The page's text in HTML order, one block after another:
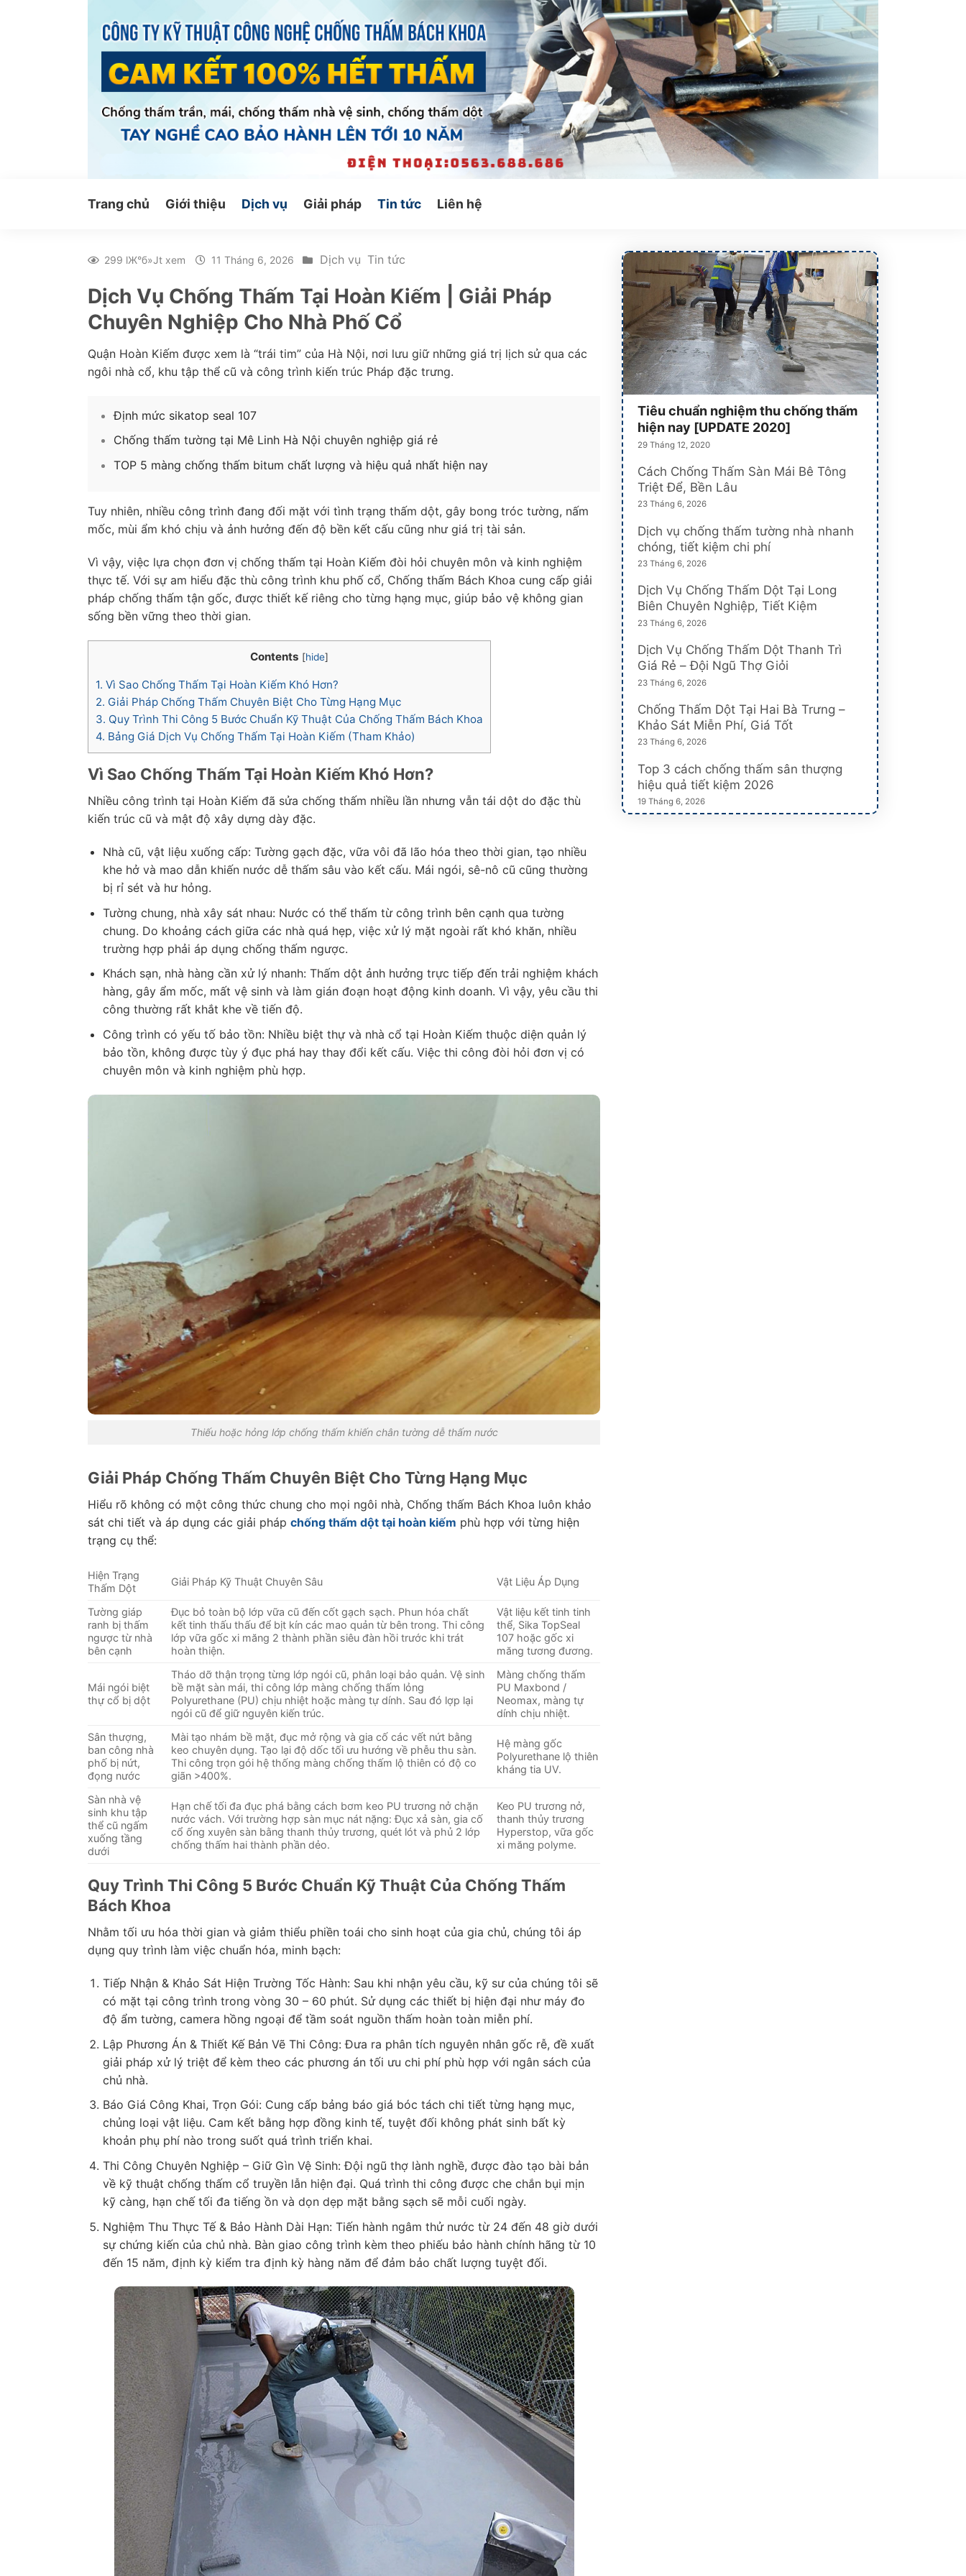
Trang chủ Giới thiệu Dịch vụ Giải pháp Tin tức Liên hệ
299 lЖ°б»Јt xem 11 Tháng 6, 2026 Dịch vụ Tin tức
Dịch Vụ Chống Thấm Tại Hoàn Kiếm | Giải Pháp
Chuyên Nghiệp Cho Nhà Phố Cổ
Quận Hoàn Kiếm được xem là “trái tim” của Hà Nội, nơi lưu giữ những giá trị lịch sử qua các
ngôi nhà cổ, khu tập thể cũ và công trình kiến trúc Pháp đặc trưng.
Định mức sikatop seal 107
Chống thấm tường tại Mê Linh Hà Nội chuyên nghiệp giá rẻ
TOP 5 màng chống thấm bitum chất lượng và hiệu quả nhất hiện nay
Tuy nhiên, nhiều công trình đang đối mặt với tình trạng thấm dột, gây bong tróc tường, nấm
mốc, mùi ẩm khó chịu và ảnh hưởng đến độ bền kết cấu cũng như giá trị tài sản.
Vì vậy, việc lựa chọn đơn vị chống thấm tại Hoàn Kiếm đòi hỏi chuyên môn và kinh nghiệm
thực tế. Với sự am hiểu đặc thù công trình khu phố cổ, Chống thấm Bách Khoa cung cấp giải
pháp chống thấm tận gốc, được thiết kế riêng cho từng hạng mục, giúp bảo vệ không gian
sống bền vững theo thời gian.
Contents [hide]
1. Vì Sao Chống Thấm Tại Hoàn Kiếm Khó Hơn?
2. Giải Pháp Chống Thấm Chuyên Biệt Cho Từng Hạng Mục
3. Quy Trình Thi Công 5 Bước Chuẩn Kỹ Thuật Của Chống Thấm Bách Khoa
4. Bảng Giá Dịch Vụ Chống Thấm Tại Hoàn Kiếm (Tham Khảo)
Vì Sao Chống Thấm Tại Hoàn Kiếm Khó Hơn?
Nhiều công trình tại Hoàn Kiếm đã sửa chống thấm nhiều lần nhưng vẫn tái dột do đặc thù
kiến trúc cũ và mật độ xây dựng dày đặc.
Nhà cũ, vật liệu xuống cấp: Tường gạch đặc, vữa vôi đã lão hóa theo thời gian, tạo nhiều
khe hở và mao dẫn khiến nước dễ thấm sâu vào kết cấu. Mái ngói, sê-nô cũ cũng thường
bị rỉ sét và hư hỏng.
Tường chung, nhà xây sát nhau: Nước có thể thấm từ công trình bên cạnh qua tường
chung. Do khoảng cách giữa các nhà quá hẹp, việc xử lý mặt ngoài rất khó khăn, nhiều
trường hợp phải áp dụng chống thấm ngược.
Khách sạn, nhà hàng cần xử lý nhanh: Thấm dột ảnh hưởng trực tiếp đến trải nghiệm khách
hàng, gây ẩm mốc, mất vệ sinh và làm gián đoạn hoạt động kinh doanh. Vì vậy, yêu cầu thi
công thường rất khắt khe về tiến độ.
Công trình có yếu tố bảo tồn: Nhiều biệt thự và nhà cổ tại Hoàn Kiếm thuộc diện quản lý
bảo tồn, không được tùy ý đục phá hay thay đổi kết cấu. Việc thi công đòi hỏi đơn vị có
chuyên môn và kinh nghiệm phù hợp.
Thiếu hoặc hỏng lớp chống thấm khiến chân tường dễ thấm nước
Giải Pháp Chống Thấm Chuyên Biệt Cho Từng Hạng Mục
Hiểu rõ không có một công thức chung cho mọi ngôi nhà, Chống thấm Bách Khoa luôn khảo
sát chi tiết và áp dụng các giải pháp chống thấm dột tại hoàn kiếm phù hợp với từng hiện
trạng cụ thể:
Hiện Trạng
Thấm Dột
Giải Pháp Kỹ Thuật Chuyên Sâu Vật Liệu Áp Dụng
Tường giáp
ranh bị thấm
ngược từ nhà
bên cạnh
Đục bỏ toàn bộ lớp vữa cũ đến cốt gạch sạch. Phun hóa chất
kết tinh thấu thấu để bịt kín các mao quản từ bên trong. Thi công
lớp vữa gốc xi măng 2 thành phần siêu đàn hồi trước khi trát
hoàn thiện.
Vật liệu kết tinh tinh
thể, Sika TopSeal
107 hoặc gốc xi
măng tương đương.
Mái ngói biệt
thự cổ bị dột
Tháo dỡ thận trọng từng lớp ngói cũ, phân loại bảo quản. Vệ sinh
bề mặt sàn mái, thi công lớp màng chống thấm lỏng
Polyurethane (PU) chịu nhiệt hoặc màng tự dính. Sau đó lợp lại
ngói cũ để giữ nguyên kiến trúc.
Màng chống thấm
PU Maxbond /
Neomax, màng tự
dính chịu nhiệt.
Sân thượng,
ban công nhà
phố bị nứt,
đọng nước
Mài tạo nhám bề mặt, đục mở rộng và gia cố các vết nứt bằng
keo chuyên dụng. Tạo lại độ dốc tối ưu hướng về phễu thu sàn.
Thi công trọn gói hệ thống màng chống thấm lộ thiên có độ co
giãn >400%.
Hệ màng gốc
Polyurethane lộ thiên
kháng tia UV.
Sàn nhà vệ
sinh khu tập
thể cũ ngấm
xuống tầng
dưới
Hạn chế tối đa đục phá bằng cách bơm keo PU trương nở chặn
nước vách. Với trường hợp sàn mục nát nặng: Đục xả sàn, gia cố
cổ ống xuyên sàn bằng thanh thủy trương, quét lót và phủ 2 lớp
chống thấm hai thành phần dẻo.
Keo PU trương nở,
thanh thủy trương
Hyperstop, vữa gốc
xi măng polyme.
Quy Trình Thi Công 5 Bước Chuẩn Kỹ Thuật Của Chống Thấm
Bách Khoa
Nhằm tối ưu hóa thời gian và giảm thiểu phiền toái cho sinh hoạt của gia chủ, chúng tôi áp
dụng quy trình làm việc chuẩn hóa, minh bạch:
Tiếp Nhận & Khảo Sát Hiện Trường Tốc Hành: Sau khi nhận yêu cầu, kỹ sư của chúng tôi sẽ
có mặt tại công trình trong vòng 30 – 60 phút. Sử dụng các thiết bị hiện đại như máy đo
độ ẩm tường, camera hồng ngoại để tầm soát nguồn thấm hoàn toàn miễn phí.
Lập Phương Án & Thiết Kế Bản Vẽ Thi Công: Đưa ra phân tích nguyên nhân gốc rễ, đề xuất
giải pháp xử lý triệt để kèm theo các phương án tối ưu chi phí phù hợp với ngân sách của
chủ nhà.
Báo Giá Công Khai, Trọn Gói: Cung cấp bảng báo giá bóc tách chi tiết từng hạng mục,
chủng loại vật liệu. Cam kết bằng hợp đồng kinh tế, tuyệt đối không phát sinh bất kỳ
khoản phụ phí nào trong suốt quá trình triển khai.
Thi Công Chuyên Nghiệp – Giữ Gìn Vệ Sinh: Đội ngũ thợ lành nghề, được đào tạo bài bản
về kỹ thuật chống thấm cổ truyền lẫn hiện đại. Quá trình thi công được che chắn bụi mịn
kỹ càng, hạn chế tối đa tiếng ồn và dọn dẹp mặt bằng sạch sẽ mỗi cuối ngày.
Nghiệm Thu Thực Tế & Bảo Hành Dài Hạn: Tiến hành ngâm thử nước từ 24 đến 48 giờ dưới
sự chứng kiến của chủ nhà. Bàn giao công trình kèm theo phiếu bảo hành chính hãng từ 10
đến 15 năm, định kỳ kiểm tra định kỳ hàng năm để đảm bảo chất lượng tuyệt đối.
Tiêu chuẩn nghiệm thu chống thấm
hiện nay [UPDATE 2020]
29 Tháng 12, 2020
Cách Chống Thấm Sàn Mái Bê Tông
Triệt Để, Bền Lâu
23 Tháng 6, 2026
Dịch vụ chống thấm tường nhà nhanh
chóng, tiết kiệm chi phí
23 Tháng 6, 2026
Dịch Vụ Chống Thấm Dột Tại Long
Biên Chuyên Nghiệp, Tiết Kiệm
23 Tháng 6, 2026
Dịch Vụ Chống Thấm Dột Thanh Trì
Giá Rẻ – Đội Ngũ Thợ Giỏi
23 Tháng 6, 2026
Chống Thấm Dột Tại Hai Bà Trưng –
Khảo Sát Miễn Phí, Giá Tốt
23 Tháng 6, 2026
Top 3 cách chống thấm sân thượng
hiệu quả tiết kiệm 2026
19 Tháng 6, 2026